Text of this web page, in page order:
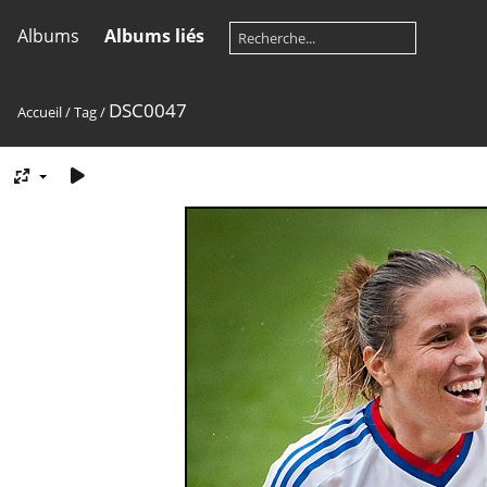
Albums Albums liés
Accueil/Tag/ DSC0047